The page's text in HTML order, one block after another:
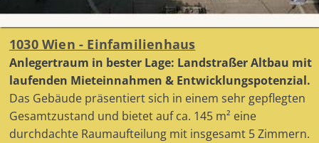
1030 Wien - Einfamilienhaus
Anlegertraum in bester Lage: Landstraßer Altbau mit
laufenden Mieteinnahmen & Entwicklungspotenzial.
Das Gebäude präsentiert sich in einem sehr gepflegten
Gesamtzustand und bietet auf ca. 145 m² eine
durchdachte Raumaufteilung mit insgesamt 5 Zimmern.